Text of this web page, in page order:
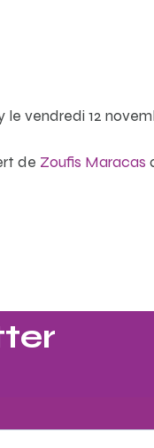
vendredi 12
de Zoufis Maracas